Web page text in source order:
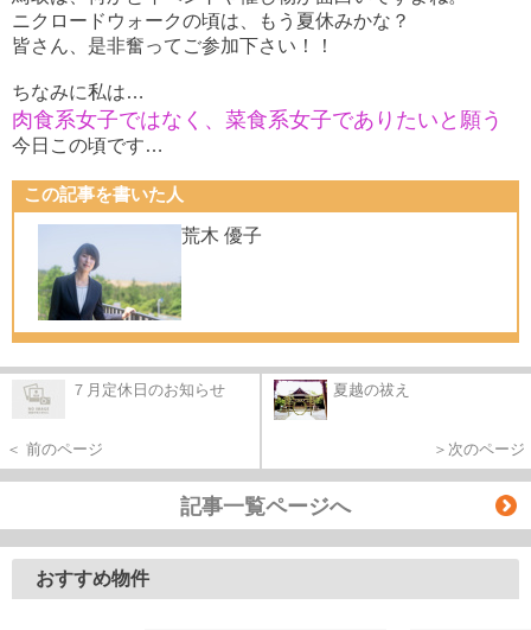
ニクロードウォークの頃は、もう夏休みかな？
皆さん、是非奮ってご参加下さい！！
ちなみに私は…
肉食系女子ではなく、菜食系女子でありたいと願う
今日この頃です…
この記事を書いた人
荒木 優子
７月定休日のお知らせ
＜ 前のページ
夏越の祓え
＞次のページ
記事一覧ページへ
おすすめ物件